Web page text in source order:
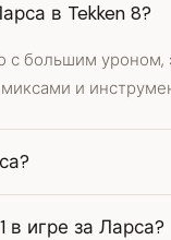
в Tekken 8?
большим уроном,
и
в игре за Ларса?